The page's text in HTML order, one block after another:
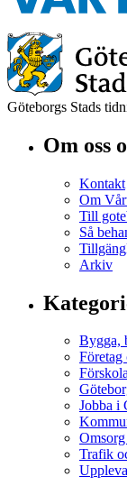
Göteborgs Stads
Om oss
Kontakt
Om
Till
Så
Arkiv
Bygga,
Företag
Jobba i
Trafik